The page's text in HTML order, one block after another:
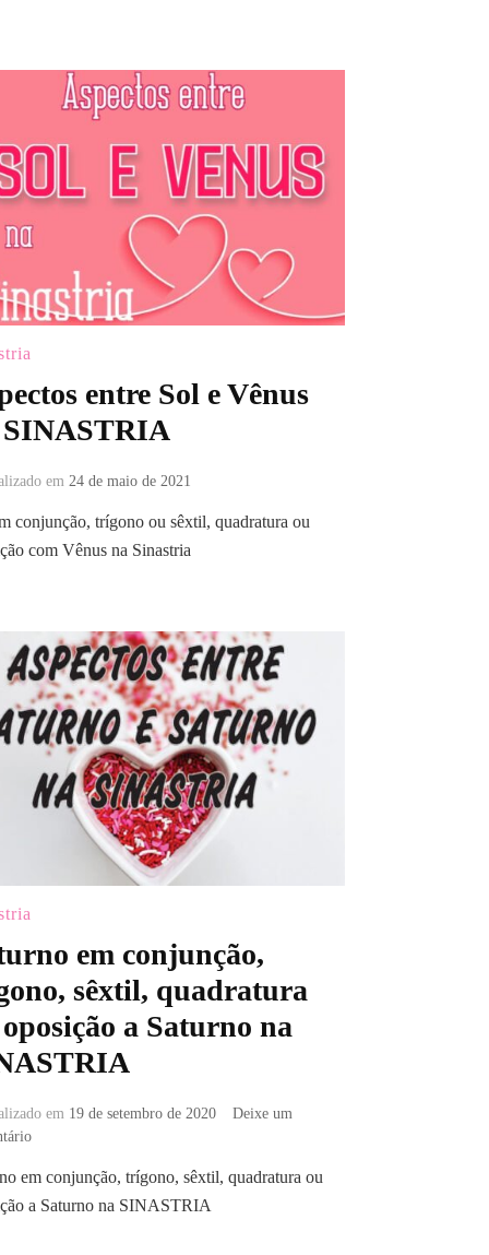
entre Sol e Vênus
em 24 de maio de 2021
conjunção, trígono ou sêxtil, quadratura ou
com Vênus na Sinastria
em conjunção,
sêxtil, quadratura
a Saturno na
em 19 de setembro de 2020
Deixe um
em
em
conjunção,
em conjunção, trígono, sêxtil, quadratura ou
a Saturno na SINASTRIA